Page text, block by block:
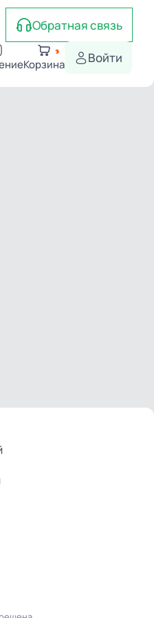
Обратная связь
Корзина Войти